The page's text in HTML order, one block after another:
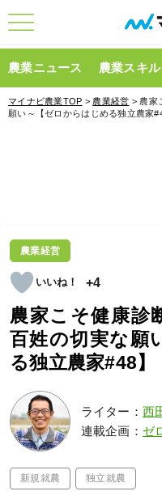
農業ニュース 農業スキル
マイナビ農業TOP > 農業経営 > 農家
願い～【ゼロからはじめる独立農家
農業経営
+4
農家こそ健康診
百姓の切実な願
る独立農家#48】
ライター： 西
連載企画： ゼ
新規就農 独立就農